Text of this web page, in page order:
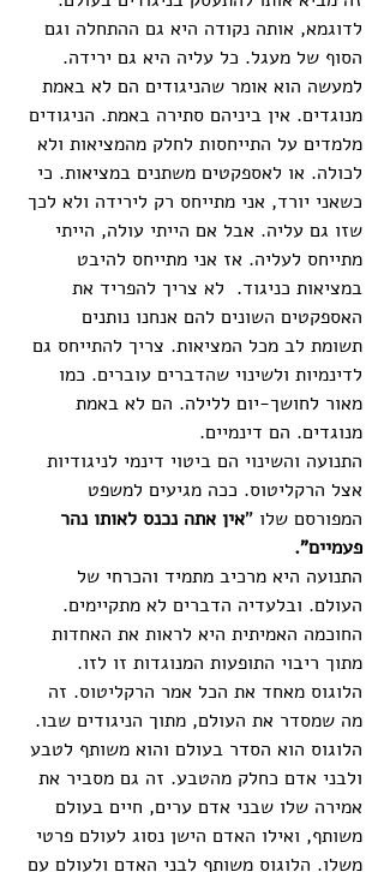
לדוגמא, אותה נקודה היא גם ההתחלה וגם
הסוף של מעגל. כל עליה היא גם ירידה.
למעשה הוא אומר שהניגודים הם לא באמת
מנוגדים. אין ביניהם סתירה באמת. הניגודים
מלמדים על התייחסות לחלק מהמציאות ולא
לכולה. או לאספקטים משתנים במציאות. כי
כשאני יורד, אני מתייחס רק לירידה ולא לכך
שזו גם עליה. אבל אם הייתי עולה, הייתי
מתייחס לעליה. אז אני מתייחס להיבט
במציאות כניגוד.  לא צריך להפריד את
האספקטים השונים להם אנחנו נותנים
תשומת לב מכל המציאות. צריך להתייחס גם
לדינמיות ולשינוי שהדברים עוברים. כמו
מאור לחושך-יום ללילה. הם לא באמת
מנוגדים. הם דינמיים.
התנועה והשינוי הם ביטוי דינמי לניגודיות
אצל הרקליטוס. ככה מגיעים למשפט
המפורסם שלו "אין אתה נכנס לאותו נהר
פעמיים".
התנועה היא מרכיב מתמיד והכרחי של
העולם. ובלעדיה הדברים לא מתקיימים.
החוכמה האמיתית היא לראות את האחדות
מתוך ריבוי התופעות המנוגדות זו לזו.
הלוגוס מאחד את הכל אמר הרקליטוס. זה
מה שמסדר את העולם, מתוך הניגודים שבו.
הלוגוס הוא הסדר בעולם והוא משותף לטבע
ולבני אדם כחלק מהטבע. זה גם מסביר את
אמירה שלו שבני אדם ערים, חיים בעולם
משותף, ואילו האדם הישן נסוג לעולם פרטי
משלו. הלוגוס משותף לבני האדם ולעולם עם